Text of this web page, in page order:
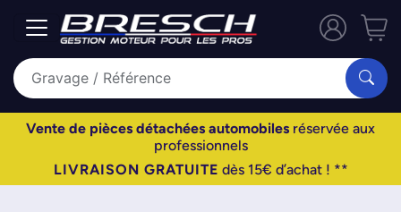
Vente de pièces détachées automobiles réservée aux
professionnels
LIVRAISON GRATUITE dès 15€ d’achat ! **